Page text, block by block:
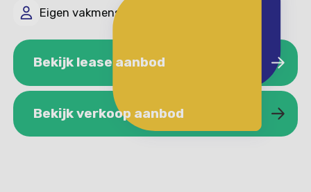
Eigen vakmensen en serviceteam
Bekijk lease aanbod
Bekijk lease aanbod
Bekijk verkoop aanbod